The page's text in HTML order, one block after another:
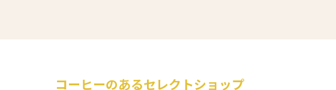
コーヒーのあるセレクトショップ